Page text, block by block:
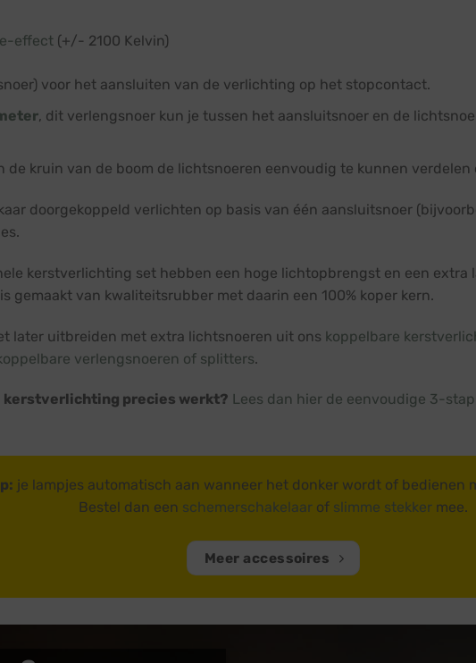
effect(+/- 2100 Kelvin)
voor het aansluiten van de verlichting op het stopcontact.
, dit verlengsnoer kun je tussen het aansluitsnoer en de
kruin van de boom de lichtsnoeren eenvoudig te kunnen
doorgekoppeld verlichten op basis van één aansluitsnoer
kerstverlichting set hebben een hoge lichtopbrengst en een
gemaakt van kwaliteitsrubber met daarin een 100% koper kern.
later uitbreiden met extra lichtsnoeren uit ons koppelbare
verlengsnoeren of splitters.
kerstverlichting precies werkt? Lees dan hier de eenvoudige 3-
je lampjes automatisch aan wanneer het donker wordt of bedienen
Bestel dan een schemerschakelaar of slimme stekker mee.
Meer accessoires